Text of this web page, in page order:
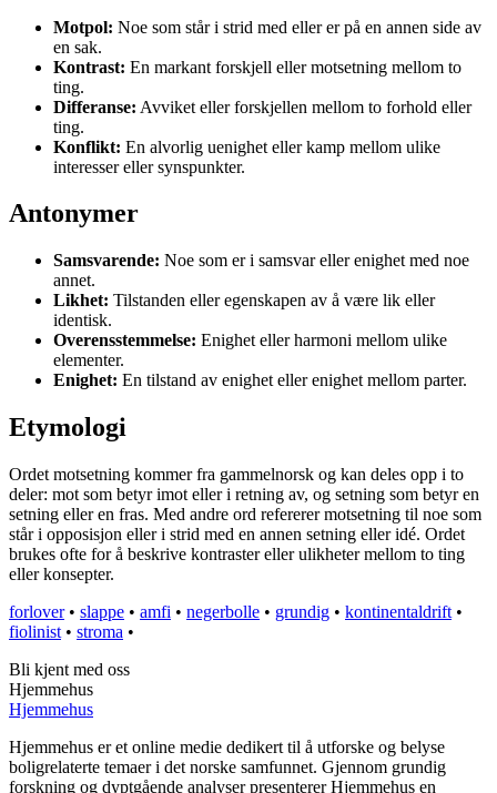
Motpol: Noe som står i strid med eller er på en annen side av
en sak.
Kontrast: En markant forskjell eller motsetning mellom to
ting.
Differanse: Avviket eller forskjellen mellom to forhold eller
ting.
Konflikt: En alvorlig uenighet eller kamp mellom ulike
interesser eller synspunkter.
Antonymer
Samsvarende: Noe som er i samsvar eller enighet med noe
annet.
Likhet: Tilstanden eller egenskapen av å være lik eller
identisk.
Overensstemmelse: Enighet eller harmoni mellom ulike
elementer.
Enighet: En tilstand av enighet eller enighet mellom parter.
Etymologi
Ordet motsetning kommer fra gammelnorsk og kan deles opp i to
deler: mot som betyr imot eller i retning av, og setning som betyr en
setning eller en fras. Med andre ord refererer motsetning til noe som
står i opposisjon eller i strid med en annen setning eller idé. Ordet
brukes ofte for å beskrive kontraster eller ulikheter mellom to ting
eller konsepter.
forlover• slappe • amfi • negerbolle • grundig • kontinentaldrift •
fiolinist • stroma •
Bli kjent med oss
Hjemmehus
Hjemmehus
Hjemmehus er et online medie dedikert til å utforske og belyse
boligrelaterte temaer i det norske samfunnet. Gjennom grundig
forskning og dyptgående analyser presenterer Hjemmehus en